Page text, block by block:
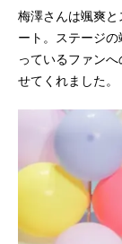
梅澤さんは颯爽
ート。ステージ
っているファン
せてくれました。